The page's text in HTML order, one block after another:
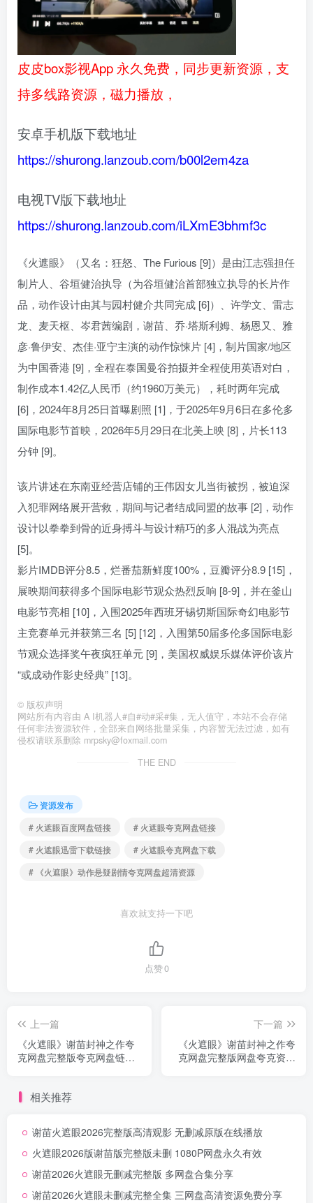
皮皮box影视App 永久免费，同步更新资源，支
持多线路资源，磁力播放，
安卓手机版下载地址
https://shurong.lanzoub.com/b00l2em4za
电视TV版下载地址
https://shurong.lanzoub.com/iLXmE3bhmf3c
《火遮眼》（又名：狂怒、The Furious [9]）是由江志强担任
制片人、谷垣健治执导（为谷垣健治首部独立执导的长片作
品，动作设计由其与园村健介共同完成 [6]）、许学文、雷志
龙、麦天枢、岑君茜编剧，谢苗、乔·塔斯利姆、杨恩又、雅
彦·鲁伊安、杰佳·亚宁主演的动作惊悚片 [4]，制片国家/地区
为中国香港 [9]，全程在泰国曼谷拍摄并全程使用英语对白，
制作成本1.42亿人民币（约1960万美元），耗时两年完成
[6]，2024年8月25日首曝剧照 [1]，于2025年9月6日在多伦多
国际电影节首映，2026年5月29日在北美上映 [8]，片长113
分钟 [9]。
该片讲述在东南亚经营店铺的王伟因女儿当街被拐，被迫深
入犯罪网络展开营救，期间与记者结成同盟的故事 [2]，动作
设计以拳拳到骨的近身搏斗与设计精巧的多人混战为亮点
[5]。
影片IMDB评分8.5，烂番茄新鲜度100%，豆瓣评分8.9 [15]，
展映期间获得多个国际电影节观众热烈反响 [8-9]，并在釜山
电影节亮相 [10]，入围2025年西班牙锡切斯国际奇幻电影节
主竞赛单元并获第三名 [5] [12]，入围第50届多伦多国际电影
节观众选择奖午夜疯狂单元 [9]，美国权威娱乐媒体评价该片
“或成动作影史经典” [13]。
© 版权声明
网站所有内容由 A I机器人#自#动#采#集，无人值守，本站不会存储
任何非法资源软件，全部来自网络批量采集，内容暂无法过滤，如有
侵权请联系删除 mrpsky@foxmail.com
THE END
资源发布
# 火遮眼百度网盘链接
# 火遮眼夸克网盘链接
# 火遮眼迅雷下载链接
# 火遮眼夸克网盘下载
# 《火遮眼》动作悬疑剧情夸克网盘超清资源
喜欢就支持一下吧
点赞0
上一篇
《火遮眼》谢苗封神之作夸
克网盘完整版夸克网盘链接
下一篇
《火遮眼》谢苗封神之作夸
克网盘完整版网盘夸克资源
相关推荐
谢苗火遮眼2026完整版高清观影 无删减原版在线播放
火遮眼2026版谢苗版完整版未删 1080P网盘永久有效
谢苗2026火遮眼无删减完整版 多网盘合集分享
谢苗2026火遮眼未删减完整全集 三网盘高清资源免费分享